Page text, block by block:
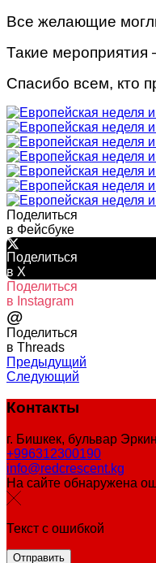
Все желающие
Такие
Спасибо всем, кто
Поделиться
в Фейсбуке
Поделиться
в X
Поделиться
в Instagram
@
Поделиться
в Threads
Предыдущий
Следующий
Контакты
г. Бишкек, бульвар
+996312300190
info@redcrescent.kg
На сайте обнаружена
Текст с ошибкой